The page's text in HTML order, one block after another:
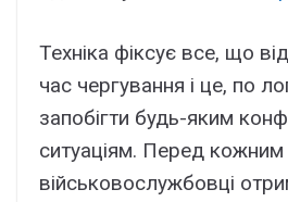
Техніка фіксує все, що
час чергування і це, по
запобігти будь-яким
ситуаціям. Перед
військовослужбовці